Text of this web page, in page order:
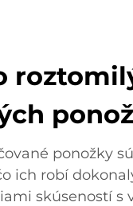
ponožky
ich robí
skúseností s